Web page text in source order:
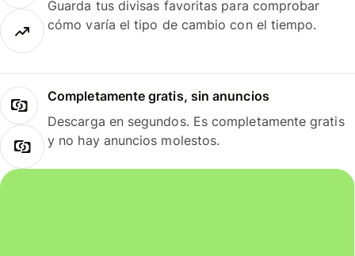
Guarda tus divisas favoritas para comprobar
cómo varía el tipo de cambio con el tiempo.
Completamente gratis, sin anuncios
Descarga en segundos. Es completamente gratis
y no hay anuncios molestos.